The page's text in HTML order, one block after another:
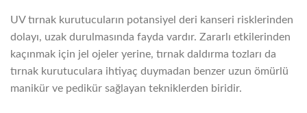
UV tırnak kurutucuların potansiyel deri kanseri risklerinden
dolayı, uzak durulmasında fayda vardır. Zararlı etkilerinden
kaçınmak için jel ojeler yerine, tırnak daldırma tozları da
tırnak kurutuculara ihtiyaç duymadan benzer uzun ömürlü
manikür ve pedikür sağlayan tekniklerden biridir.